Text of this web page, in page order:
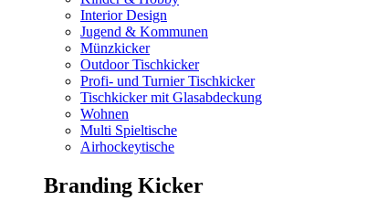
Interior Design
Jugend & Kommunen
Münzkicker
Outdoor Tischkicker
Profi- und Turnier Tischkicker
Tischkicker mit Glasabdeckung
Wohnen
Multi Spieltische
Airhockeytische
Branding Kicker